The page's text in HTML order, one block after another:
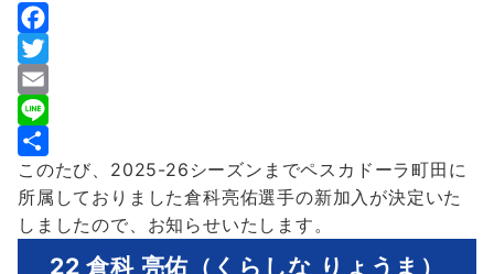
F
a
c
e
b
o
o
T
w
t
t
e
E
m
a
i
l
L
i
n
e
共
有
このたび、2025-26シーズンまでペスカドーラ町田に
所属しておりました倉科亮佑選手の新加入が決定いた
しましたので、お知らせいたします。
22 倉科 亮佑（くらしな りょうま）